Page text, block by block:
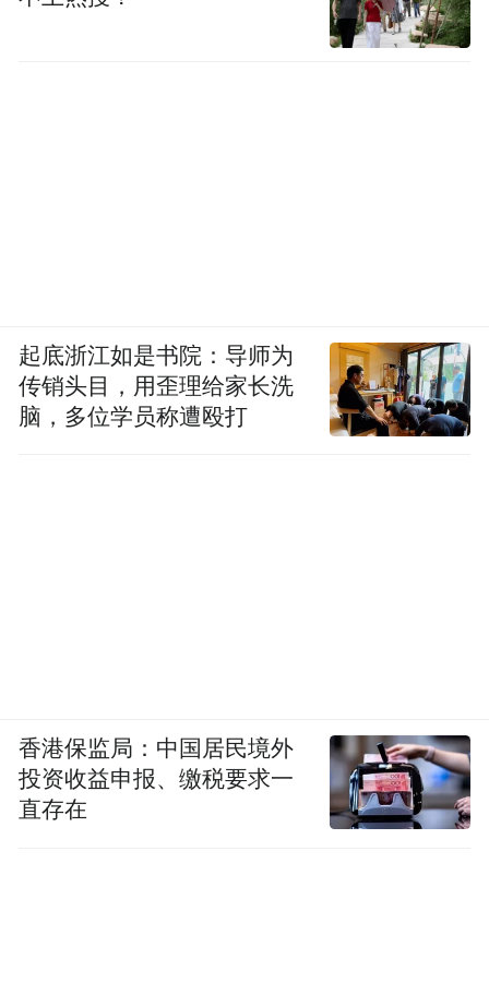
起底浙江如是书院：导师为
传销头目，用歪理给家长洗
脑，多位学员称遭殴打
香港保监局：中国居民境外
投资收益申报、缴税要求一
直存在